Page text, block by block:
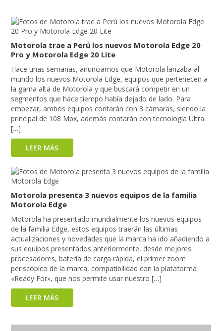
Motorola trae a Perú los nuevos Motorola Edge 20
Pro y Motorola Edge 20 Lite
Hace unas semanas, anunciamos que Motorola lanzaba al
mundo los nuevos Motorola Edge, equipos que pertenecen a
la gama alta de Motorola y que buscará competir en un
segmentos que hace tiempo había dejado de lado. Para
empezar, ambos equipos contarán con 3 cámaras, siendo la
principal de 108 Mpx, además contarán con tecnología Ultra
[…]
LEER MÁS
Motorola presenta 3 nuevos equipos de la familia
Motorola Edge
Motorola ha presentado mundialmente los nuevos equipos
de la familia Edge, estos equipos traerán las últimas
actualizaciones y novedades que la marca ha ido añadiendo a
sus equipos presentados anteriormente, desde mejores
procesadores, batería de carga rápida, el primer zoom
periscópico de la marca, compatibilidad con la plataforma
«Ready For», que nos permite usar nuestro […]
LEER MÁS